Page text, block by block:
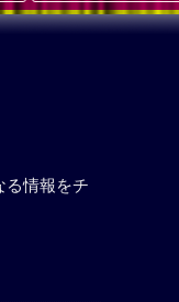
る情報をチ